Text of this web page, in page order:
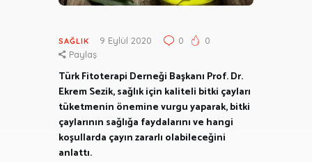
SAĞLIK 9 Eylül 2020 0
0
Paylaş
Türk Fitoterapi Derneği Başkanı Prof. Dr.
Ekrem Sezik, sağlık için kaliteli bitki çayları
tüketmenin önemine vurgu yaparak, bitki
çaylarının sağlığa faydalarını ve hangi
koşullarda çayın zararlı olabileceğini
anlattı.